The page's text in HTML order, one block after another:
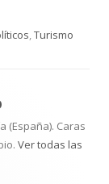
,Turismo
(España). Caras
Ver todas las